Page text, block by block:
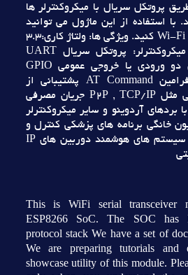
پروتکل سريال با ميکروکنترلر ها
با استفاده از اين ماژول مي توانيد
پروژه ي خود را مجهز Wi-Fi کنيد. ويژگي ها: ولتاژ کاري:3.3
ولت نوع ارتباط با ميکروکنترلر: پروتکل سريال UART
داراي آنتن روبردي دو ورودي يا خروجي عمومي GPIO
تنظيمات از طريق فرامين AT Command پشتيباني از
پروتکل هاي اينترنتي مثل P2P , TCP/IP جريان مصرفي
بردهاي آردوينو و ساير ميکروکنترلر
خانگي برنامه هاي پزشکي کنترل و
مانيتورينگ بي سيم سيستم هاي هوشمند دوربين هاي IP
This is WiFi serial transceiver
ESP8266 SoC. The SOC has
protocol stack We have a set of
We are preparing tutorials and
showcase utility of this module.